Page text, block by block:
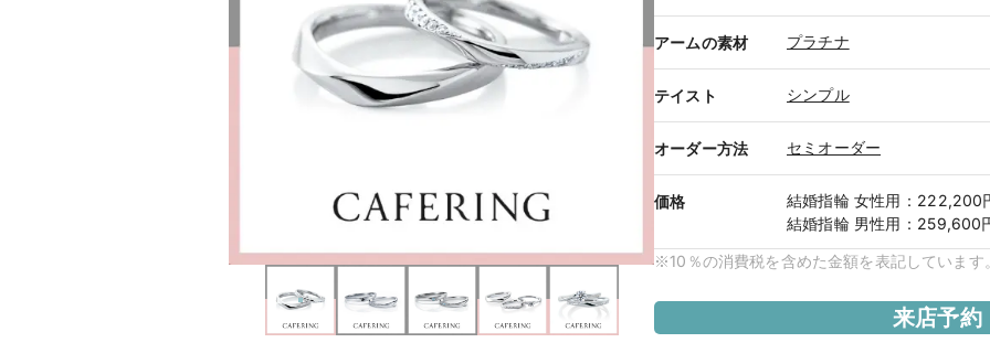
アームの素材 プラチナ
テイスト シンプル
オーダー方法 セミオーダー
価格 結婚指輪 女性用 ： 222,200
結婚指輪 男性用 ： 259,600
※10％の消費税を含めた金額を表記しています。
来店予約